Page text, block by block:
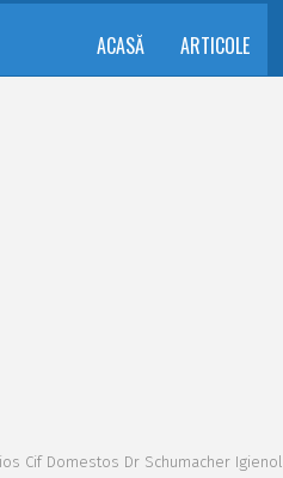
ACASĂ ARTICOLE
Cif Domestos Dr Schumacher Igienol